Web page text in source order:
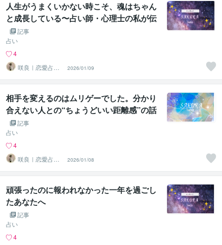
人生がうまくいかない時こそ、魂はちゃん
と成長している〜占い師・心理士の私が伝
えたい「止まっているようで進んでいる人
生」
記事
占い
4
咲良｜恋愛占い
心導師
2026/01/09
相手を変えるのはムリゲーでした。分かり
合えない人との“ちょうどいい距離感”の話
記事
占い
4
咲良｜恋愛占い
心導師
2026/01/08
頑張ったのに報われなかった一年を過ごし
たあなたへ
記事
占い
4